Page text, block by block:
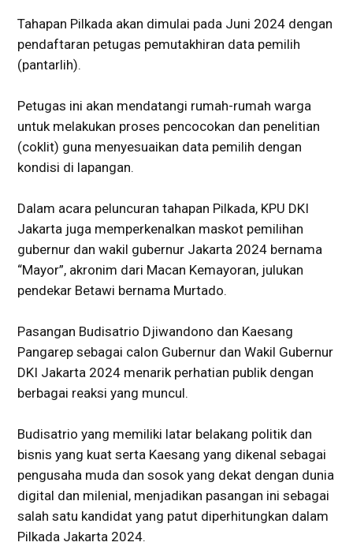
Tahapan Pilkada akan dimulai pada Juni 2024 dengan
pendaftaran petugas pemutakhiran data pemilih
(pantarlih).
Petugas ini akan mendatangi rumah-rumah warga
untuk melakukan proses pencocokan dan penelitian
(coklit) guna menyesuaikan data pemilih dengan
kondisi di lapangan.
Dalam acara peluncuran tahapan Pilkada, KPU DKI
Jakarta juga memperkenalkan maskot pemilihan
gubernur dan wakil gubernur Jakarta 2024 bernama
“Mayor”, akronim dari Macan Kemayoran, julukan
pendekar Betawi bernama Murtado.
Pasangan Budisatrio Djiwandono dan Kaesang
Pangarep sebagai calon Gubernur dan Wakil Gubernur
DKI Jakarta 2024 menarik perhatian publik dengan
berbagai reaksi yang muncul.
Budisatrio yang memiliki latar belakang politik dan
bisnis yang kuat serta Kaesang yang dikenal sebagai
pengusaha muda dan sosok yang dekat dengan dunia
digital dan milenial, menjadikan pasangan ini sebagai
salah satu kandidat yang patut diperhitungkan dalam
Pilkada Jakarta 2024.